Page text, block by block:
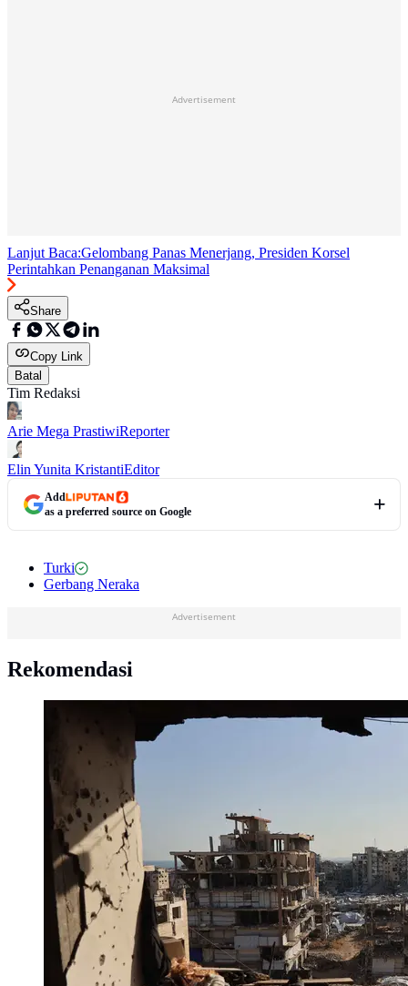
Advertisement
Lanjut Baca:Gelombang Panas Menerjang, Presiden Korsel
Perintahkan Penanganan Maksimal
Share
Copy Link
Batal
Tim Redaksi
Arie Mega PrastiwiReporter
Elin Yunita KristantiEditor
Add
as a preferred source on Google
Turki
Gerbang Neraka
Advertisement
Rekomendasi